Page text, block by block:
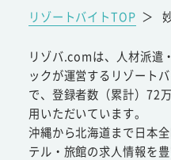
リゾートバイトTOP ＞
リゾバ.comは、人材派遣
ックが運営するリゾート
で、登録者数（累計）72
用いただいています。
沖縄から北海道まで日本
テル・旅館の求人情報を